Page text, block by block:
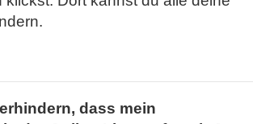
dass mein